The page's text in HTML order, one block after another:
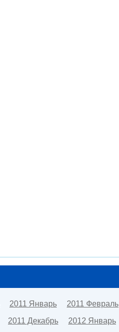
2011 Январь 2011 Февраль
2011 Декабрь 2012 Январь